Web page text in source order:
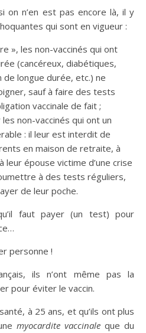
on n’en est pas encore là, il y
qui sont en vigueur :
», les non-vaccinés qui ont
(cancéreux, diabétiques,
de longue durée, etc.) ne
sauf à faire des tests
vaccinale de fait ;
non-vaccinés qui ont un
: il leur est interdit de
en maison de retraite, à
leur épouse victime d’une crise
à des tests réguliers,
de leur poche.
faut payer (un test) pour
personne !
ils n’ont même pas la
pour éviter le vaccin.
à 25 ans, et qu’ils ont plus
myocardite vaccinale que du